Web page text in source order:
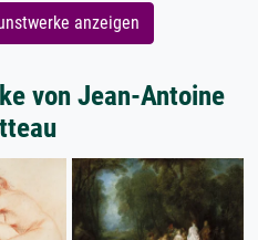
anzeigen
von Jean-Antoine